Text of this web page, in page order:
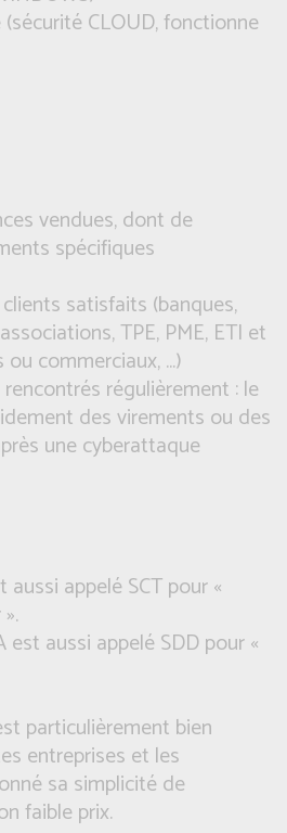
CLOUD, fonctionne
vendues, dont de
spécifiques
satisfaits (banques,
TPE, PME, ETI et
commerciaux, ...)
régulièrement : le
des virements ou des
une cyberattaque
appelé SCT pour «
est aussi appelé SDD pour «
particulièrement bien
entreprises et les
sa simplicité de
faible prix.